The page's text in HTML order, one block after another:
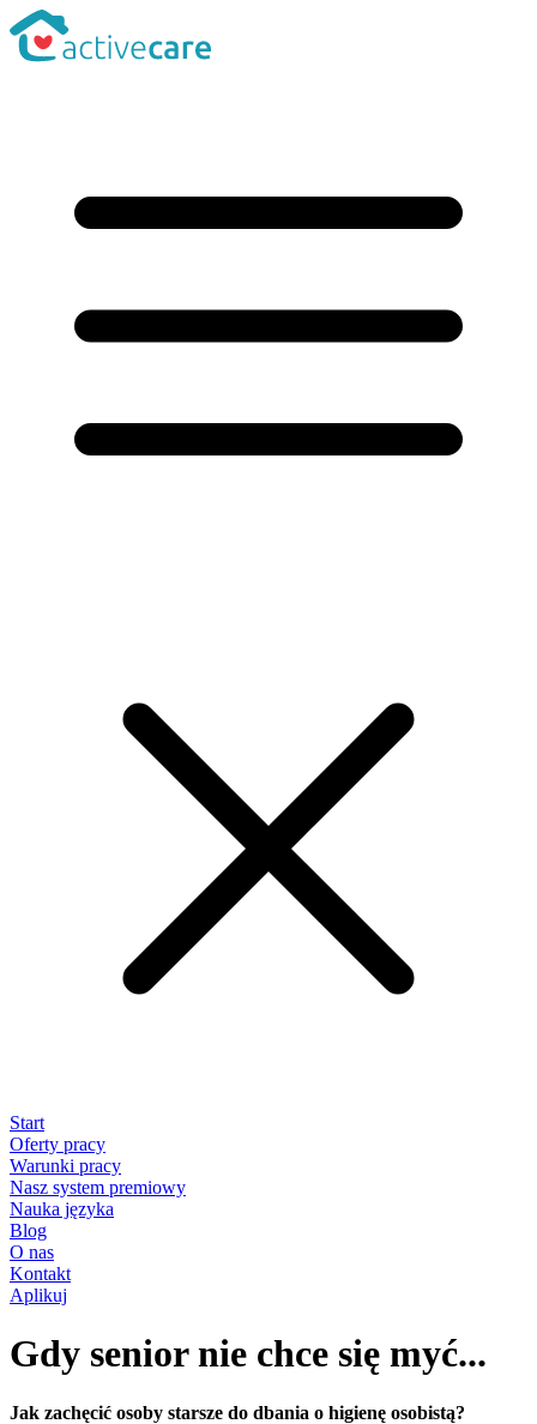
Start
Oferty pracy
Warunki pracy
Nasz system premiowy
Nauka języka
Blog
O nas
Kontakt
Aplikuj
Gdy senior nie chce się myć...
Jak zachęcić osoby starsze do dbania o higienę osobistą?